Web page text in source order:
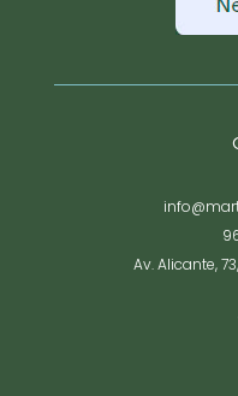
Av. Alicante,